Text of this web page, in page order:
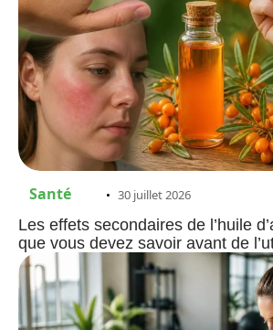
Santé 30 juillet 2026
Les effets secondaires de l’huile
que vous devez savoir avant de